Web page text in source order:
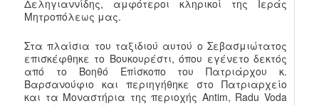
Δεληγιαννίδης, αμφότεροι κληρικοί της Ιεράς
Μητροπόλεως μας.
Στα πλαίσια του ταξιδιού αυτού ο Σεβασμιώτατος
επισκέφθηκε το Βουκουρέστι, όπου εγένετο δεκτός
από το Βοηθό Επίσκοπο του Πατριάρχου κ.
Βαρσανούφιο και περιηγήθηκε στο Πατριαρχείο
και τα Μοναστήρια της περιοχής Antim, Radu Voda